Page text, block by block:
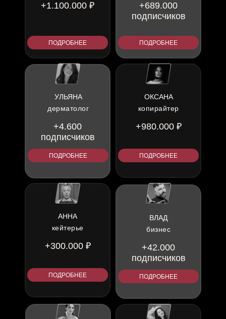
+689.000
подписчиков
ПОДРОБНЕЕ
ВЛАД
+42.000
подписчиков
бизнес
ПОДРОБНЕЕ
ОКСАНА
+980.000 ₽
копирайтер
ПОДРОБНЕЕ
УЛЬЯНА
+4.600
подписчиков
дерматолог
ПОДРОБНЕЕ
АННА
+300.000 ₽
кейтерье
ПОДРОБНЕЕ
+1.100.000 ₽
ПОДРОБНЕЕ